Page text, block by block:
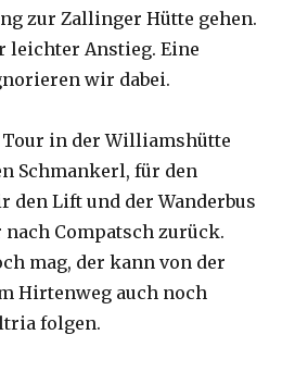
zur Zallinger Hütte gehen.
leichter Anstieg. Eine
wir dabei.
Tour in der Williamshütte
Schmankerl, für den
den Lift und der Wanderbus
Compatsch zurück.
mag, der kann von der
Hirtenweg auch noch
folgen.